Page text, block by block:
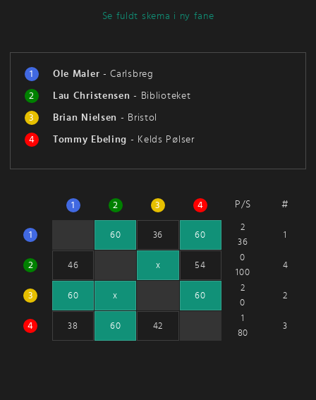
Se fuldt skema i ny fane
1 Ole Maler -Carlsbreg
2
Lau Christensen - Biblioteket
3
Brian Nielsen - Bristol
4
Tommy Ebeling - Kelds Pølser
1 2 3 4 P/S #
1 60 36 60
2
36
1
2 46 x 54
0
100
4
3 60 x 60
2
0
2
4 38 60 42
1
80
3